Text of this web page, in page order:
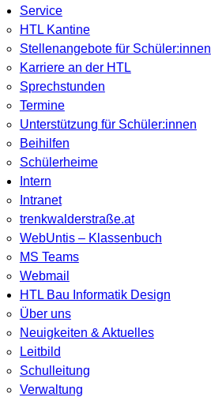
Service
HTL Kantine
Stellenangebote für Schüler:innen
Karriere an der HTL
Sprechstunden
Termine
Unterstützung für Schüler:innen
Beihilfen
Schülerheime
Intern
Intranet
trenkwalderstraße.at
WebUntis – Klassenbuch
MS Teams
Webmail
HTL Bau Informatik Design
Über uns
Neuigkeiten & Aktuelles
Leitbild
Schulleitung
Verwaltung